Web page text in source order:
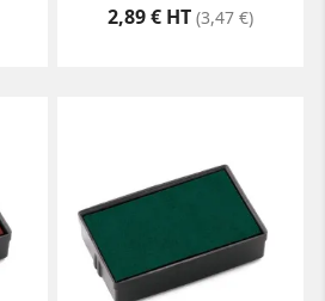
Prix
2,89 € HT (3,47 €)